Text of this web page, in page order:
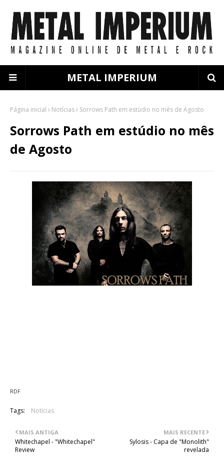
METAL IMPERIUM
Página inicial Notícias Sorrows Path em estúdio no mês de Agosto
Sorrows Path em estúdio no mês
de Agosto
RDF
Tags: Notícias
MAIS RECENTE
Sylosis - Capa de "Monolith"
revelada
MAIS ANTIGA
Whitechapel - "Whitechapel"
Review